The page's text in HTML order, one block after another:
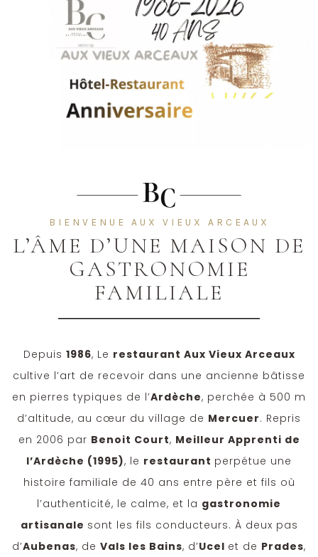
BIENVENUE AUX VIEUX ARCEAUX
L’ÂME D’UNE MAISON DE
GASTRONOMIE
FAMILIALE
Depuis 1986, Le restaurant Aux Vieux Arceaux
cultive l’art de recevoir dans une ancienne bâtisse
en pierres typiques de l’Ardèche, perchée à 500 m
d’altitude, au cœur du village de Mercuer. Repris
en 2006 par Benoit Court, Meilleur Apprenti de
l’Ardèche (1995), le restaurant perpétue une
histoire familiale de 40 ans entre père et fils où
l’authenticité, le calme, et la gastronomie
artisanale sont les fils conducteurs. À deux pas
d’Aubenas, de Vals les Bains, d’Ucel et de Prades,